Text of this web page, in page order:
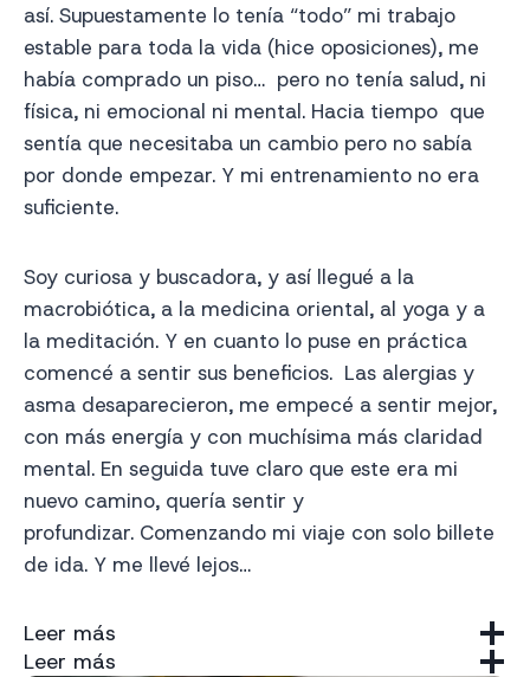
así. Supuestamente lo tenía “todo” mi trabajo
estable para toda la vida (hice oposiciones), me
había comprado un piso… pero no tenía salud, ni
física, ni emocional ni mental. Hacia tiempo que
sentía que necesitaba un cambio pero no sabía
por donde empezar. Y mi entrenamiento no era
suficiente.
Soy curiosa y buscadora, y así llegué a la
macrobiótica, a la medicina oriental, al yoga y a
la meditación. Y en cuanto lo puse en práctica
comencé a sentir sus beneficios. Las alergias y
asma desaparecieron, me empecé a sentir mejor,
con más energía y con muchísima más claridad
mental. En seguida tuve claro que este era mi
nuevo camino, quería sentir y
profundizar. Comenzando mi viaje con solo billete
de ida. Y me llevé lejos…
Leer más
Leer más